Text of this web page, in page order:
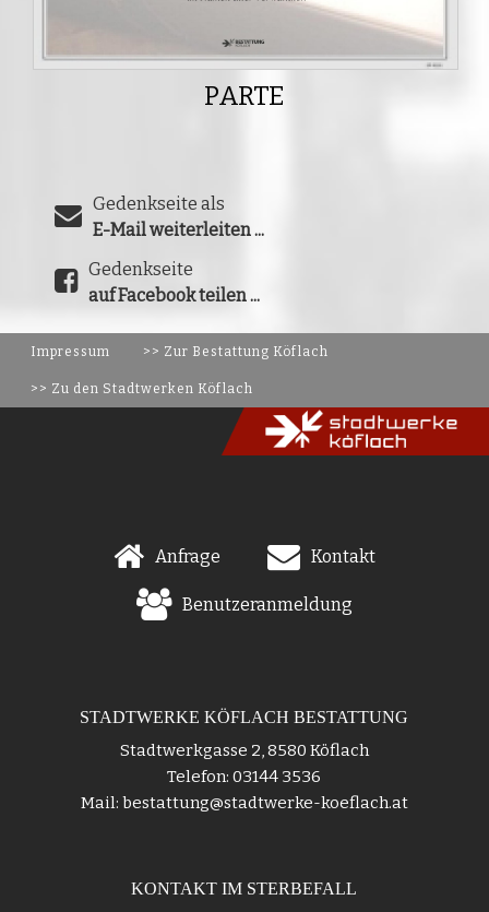
PARTE
Gedenkseite als
E-Mail weiterleiten ...
Gedenkseite
auf Facebook teilen ...
Impressum >> Zur Bestattung Köflach
>> Zu den Stadtwerken Köflach
Anfrage Kontakt
Benutzeranmeldung
STADTWERKE KÖFLACH BESTATTUNG
Stadtwerkgasse 2, 8580 Köflach
Telefon: 03144 3536
Mail: bestattung@stadtwerke-koeflach.at
KONTAKT IM STERBEFALL